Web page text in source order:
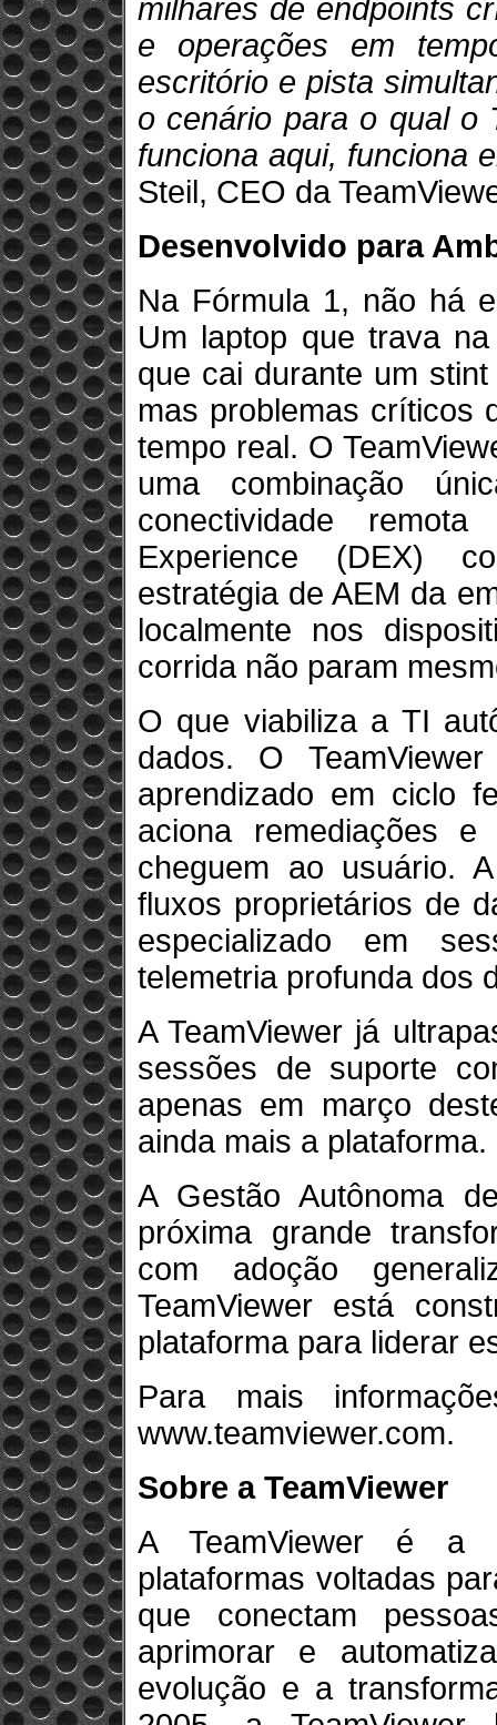
milhares de endpoints
e operações em
escritório e pista
o cenário para o qual o
funciona aqui, funciona
Steil, CEO da
Desenvolvido para
Na Fórmula 1, não há
Um laptop que trava
que cai durante um
mas problemas críticos
tempo real. O
uma combinação
conectividade
Experience (DEX)
estratégia de AEM da
localmente nos
corrida não param
O que viabiliza a TI
dados. O
aprendizado em ciclo
aciona remediações
cheguem ao usuário.
fluxos proprietários de
especializado em
telemetria profunda dos
A TeamViewer já
sessões de suporte
apenas em março
ainda mais a plataforma.
A Gestão Autônoma
próxima grande
com adoção
TeamViewer está
plataforma para liderar
Para mais
www.teamviewer.com.
Sobre a TeamViewer
A TeamViewer é a
plataformas voltadas
que conectam
aprimorar e
evolução e a